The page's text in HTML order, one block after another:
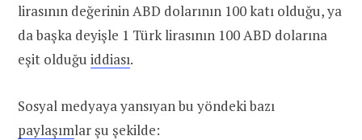
lirasının değerinin ABD dolarının 100 katı olduğu, ya
da başka deyişle 1 Türk lirasının 100 ABD dolarına
eşit olduğu iddiası.
Sosyal medyaya yansıyan bu yöndeki bazı
paylaşımlar şu şekilde: